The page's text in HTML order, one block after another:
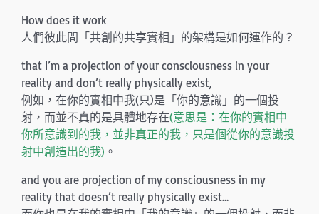
How does it work
人們彼此間「共創的共享實相」的架構是如何運作的？
that I’m a projection of your consciousness in your
reality and don’t really physically exist,
例如，在你的實相中我(只)是「你的意識」的一個投
射，而並不真的是具體地存在(意思是：在你的實相中
你所意識到的我，並非真正的我，只是個從你的意識投
射中創造出的我) 。
and you are projection of my consciousness in my
reality that doesn’t really physically exist…